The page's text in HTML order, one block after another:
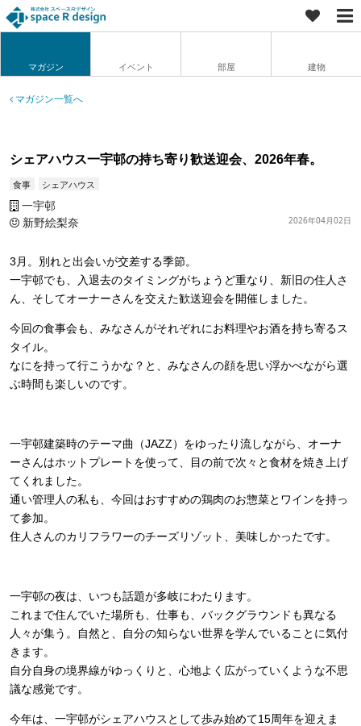
マガジン イベント 部屋 建物
マガジン一覧へ
シェアハウス一宇邨の持ち寄り歓送迎会、2026年春。
食事 シェアハウス
一宇邨
新野絵梨奈
2026年04月02日
3月。別れと出会いが交差する季節。
一宇邨でも、入退去のタイミングがちょうど重なり、新旧の住人さ
ん、そしてオーナーさんを交えた歓送迎会を開催しました。
今回の食事会も、みなさんがそれぞれにお料理やお酒を持ち寄るス
タイル。
なにを持って行こうかな？と、みなさんの顔を思い浮かべながら選
ぶ時間も楽しいのです。
一宇邨建築時のテーマ曲（JAZZ）をゆったり流しながら、オーナ
ーさんはホットプレートを使って、目の前で次々と食材を焼き上げ
てくれました。
通い管理人の私も、今回はおすすめの鶏肉のお惣菜とワインを持っ
て参加。
住人さんのカリフラワーのチーズリゾット、美味しかったです。
一宇邨の夜は、いつも話題が多岐にわたります。
これまで住んでいた場所も、仕事も、バックグラウンドも異なる
人々が集う。自然と、自分の知らない世界を学んでいることに気付
きます。
自分自身の境界線がゆっくりと、心地よく広がっていくような不思
議な感覚です。
今年は、一宇邨がシェアハウスとして歩み始めて15周年を迎えま